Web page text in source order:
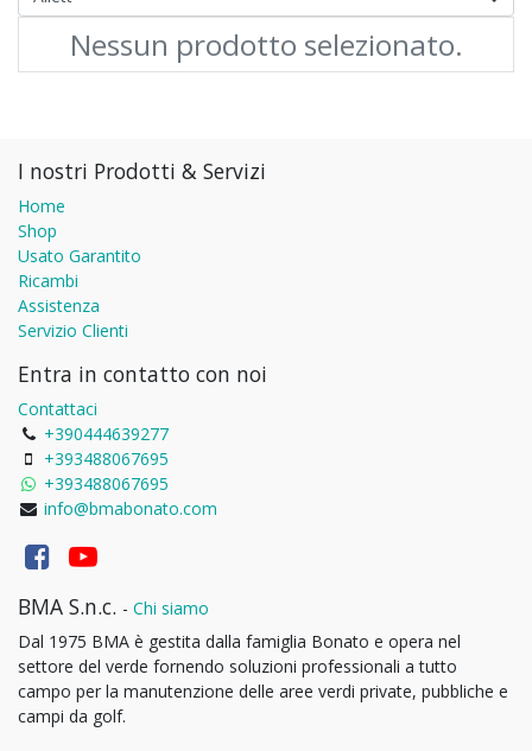
Nessun prodotto selezionato.
I nostri Prodotti & Servizi
Home
Shop
Usato Garantito
Ricambi
Assistenza
Servizio Clienti
Entra in contatto con noi
Contattaci
+390444639277
+393488067695
+393488067695
info@bmabonato.com
BMA S.n.c. - Chi siamo
Dal 1975 BMA è gestita dalla famiglia Bonato e opera nel
settore del verde fornendo soluzioni professionali a tutto
campo per la manutenzione delle aree verdi private, pubbliche e
campi da golf.